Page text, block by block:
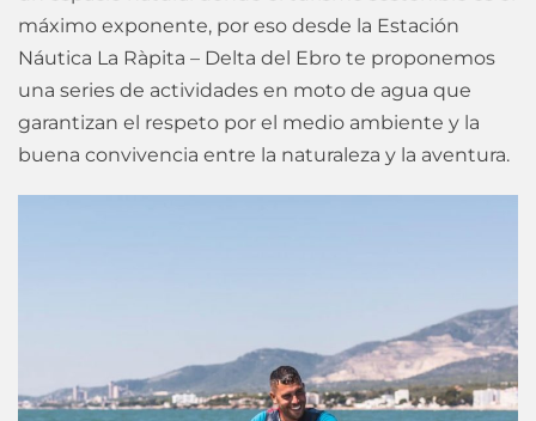
máximo exponente, por eso desde la Estación
Náutica La Ràpita – Delta del Ebro te proponemos
una series de actividades en moto de agua que
garantizan el respeto por el medio ambiente y la
buena convivencia entre la naturaleza y la aventura.